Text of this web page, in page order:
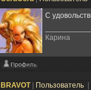
C
Карина
BRAVOT| Пользователь